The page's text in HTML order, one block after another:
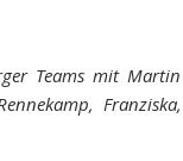
Teams mit Martin
Franziska,